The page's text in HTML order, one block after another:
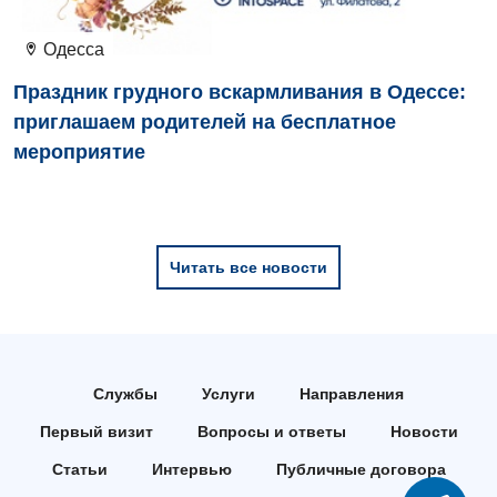
Медицинская психология
Неврология
Нейрохирургия
Онкологическое отделение
Отделение интенсивной терапии
Педиатрическое отделение
Одесса
Праздник грудного вскармливания в Одессе:
приглашаем родителей на бесплатное
мероприятие
Читать все новости
Службы Услуги Направления
Первый визит Вопросы и ответы Новости
Статьи Интервью Публичные договора